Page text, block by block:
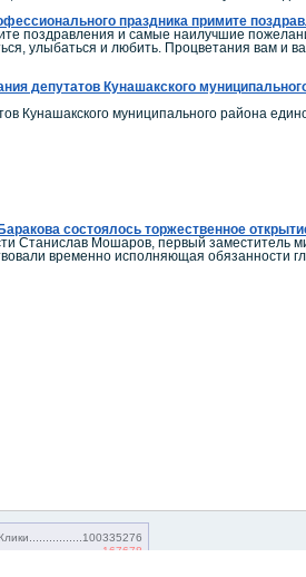
праздника примите
поздравления и самые наилучшие
улыбаться и любить. Процветания вам
депутатов Кунашакского
Кунашакского муниципального района
состоялось торжественное
Станислав Мошаров, первый
временно исполняющая
Клики
100335276
167678